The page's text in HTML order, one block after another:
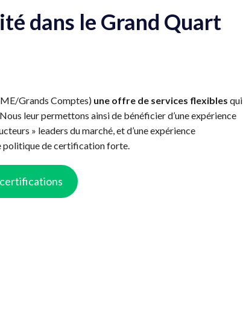
dans le Grand Quart
Grands Comptes) une offre de services flexibles qui
leur permettons ainsi de bénéficier d’une expérience
» leaders du marché, et d’une expérience
politique de certification forte.